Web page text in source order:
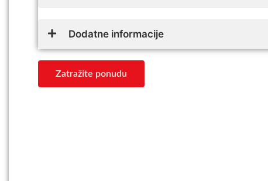
Dodatne informacije
Zatražite ponudu